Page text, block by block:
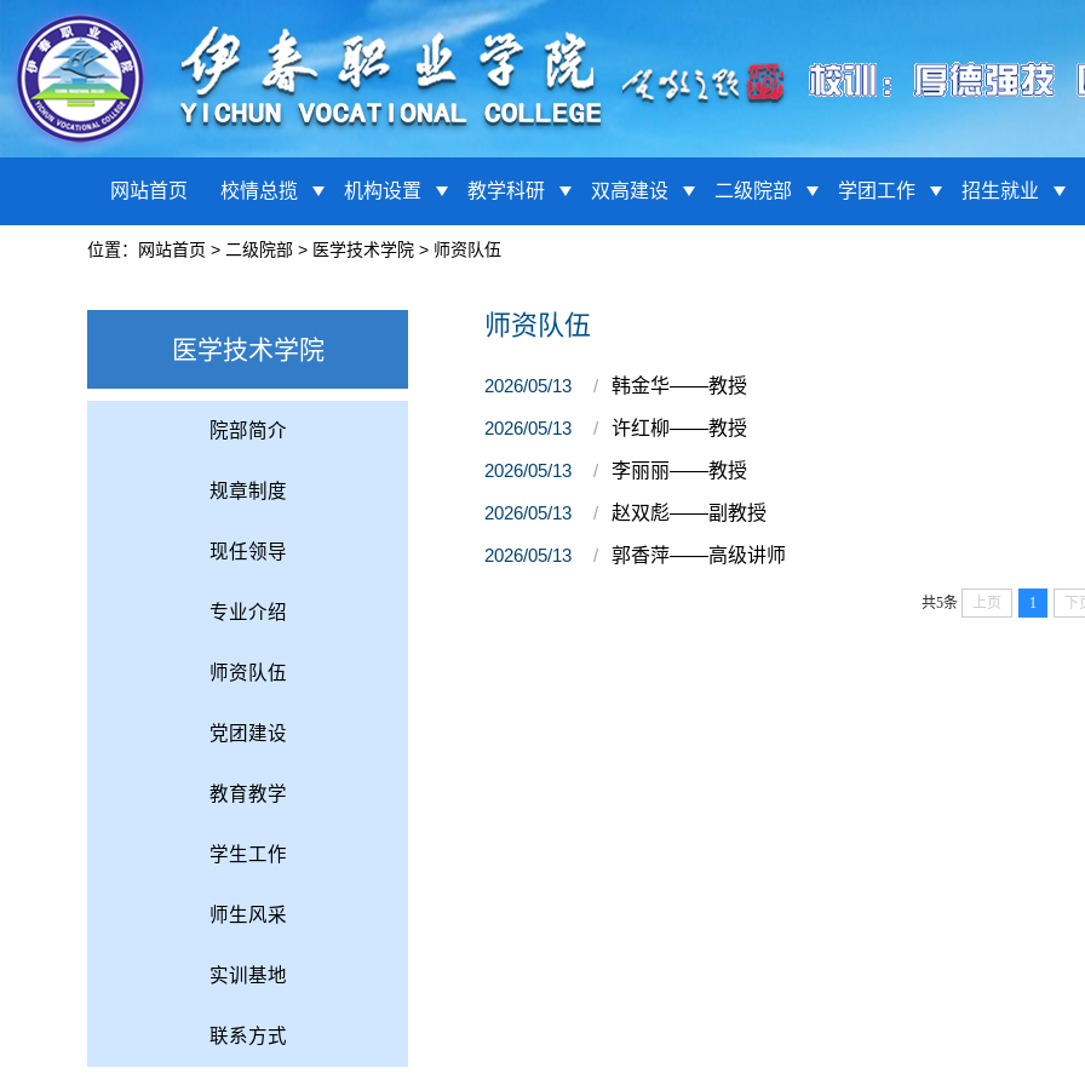
网站首页 校情总揽 机构设置 教学科研 双高建设 二级院部 学团工作 招生就业
位置： 网站首页 > 二级院部 > 医学技术学院 > 师资队伍
医学技术学院
院部简介
规章制度
现任领导
专业介绍
师资队伍
党团建设
教育教学
学生工作
师生风采
实训基地
联系方式
师资队伍
2026/05/13 韩金华——教授
2026/05/13 许红柳——教授
2026/05/13 李丽丽——教授
2026/05/13 赵双彪——副教授
2026/05/13 郭香萍——高级讲师
共5条 上页 1 下